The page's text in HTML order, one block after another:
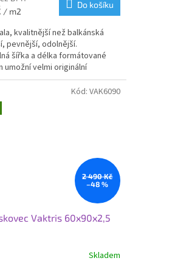
/ m2
Do košíku
kvalitnější než balkánská
pevnější, odolnější.
šířka a délka formátované
umožní velmi originální
můžete usadit do
lože, nivelační malty
betonu.
2 490 Kč
–48 %
Vaktris 60x90x2,5
Skladem
Kód: VAK6090